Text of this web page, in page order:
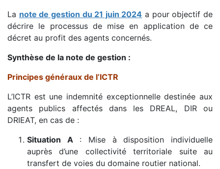
La note de gestion du 21 juin 2024 a pour objectif de
décrire le processus de mise en application de ce
décret au profit des agents concernés.
Synthèse de la note de gestion :
Principes généraux de l’ICTR
L’ICTR est une indemnité exceptionnelle destinée aux
agents publics affectés dans les DREAL, DIR ou
DRIEAT, en cas de :
Situation A : Mise à disposition individuelle
auprès d’une collectivité territoriale suite au
transfert de voies du domaine routier national.